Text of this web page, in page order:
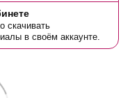
скачивать
в своём аккаунте.